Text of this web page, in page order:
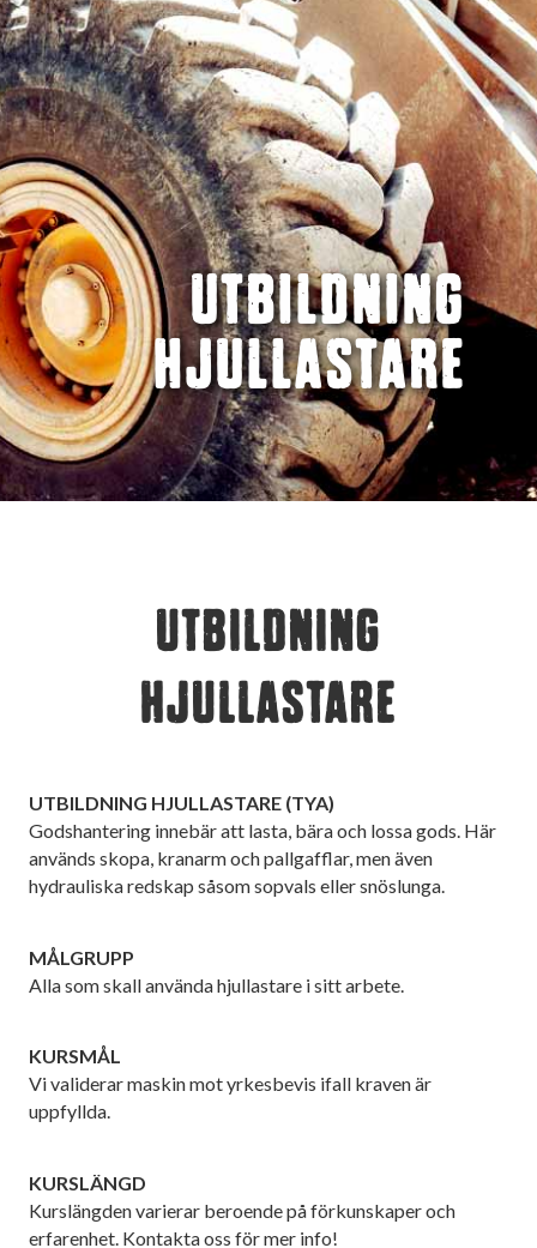
UTBILDNING
HJULLASTARE
UTBILDNING
HJULLASTARE
UTBILDNING HJULLASTARE (TYA)
Godshantering innebär att lasta, bära och lossa gods. Här
används skopa, kranarm och pallgafflar, men även
hydrauliska redskap såsom sopvals eller snöslunga.
MÅLGRUPP
Alla som skall använda hjullastare i sitt arbete.
KURSMÅL
Vi validerar maskin mot yrkesbevis ifall kraven är
uppfyllda.
KURSLÄNGD
Kurslängden varierar beroende på förkunskaper och
erfarenhet. Kontakta oss för mer info!